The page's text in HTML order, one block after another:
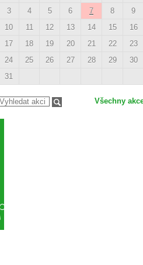
3
4 5 6 7 8
9
10
11 12 13 14 15
16
17
18 19 20 21 22
23
24
25 26 27 28 29
30
31
Všechny